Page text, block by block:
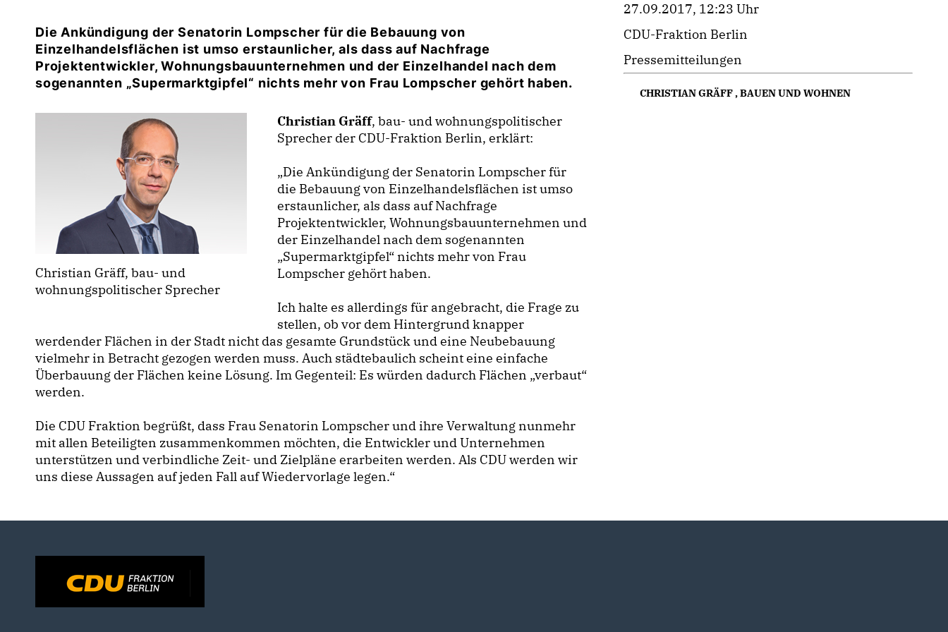
Die Ankündigung der Senatorin Lompscher für die Bebauung von
Einzelhandelsflächen ist umso erstaunlicher, als dass auf Nachfrage
Projektentwickler, Wohnungsbauunternehmen und der Einzelhandel nach dem
sogenannten „Supermarktgipfel“ nichts mehr von Frau Lompscher gehört haben.
Christian Gräff, bau- und
wohnungspolitischer Sprecher
Christian Gräff, bau- und wohnungspolitischer
Sprecher der CDU-Fraktion Berlin, erklärt:
Die Ankündigung der Senatorin Lompscher für
die Bebauung von Einzelhandelsflächen ist umso
erstaunlicher, als dass auf Nachfrage
Projektentwickler, Wohnungsbauunternehmen und
der Einzelhandel nach dem sogenannten
Supermarktgipfel“ nichts mehr von Frau
Lompscher gehört haben.
Ich halte es allerdings für angebracht, die Frage zu
stellen, ob vor dem Hintergrund knapper
werdender Flächen in der Stadt nicht das gesamte Grundstück und eine Neubebauung
vielmehr in Betracht gezogen werden muss. Auch städtebaulich scheint eine einfache
Überbauung der Flächen keine Lösung. Im Gegenteil: Es würden dadurch Flächen „verbaut“
werden.
Die CDU Fraktion begrüßt, dass Frau Senatorin Lompscher und ihre Verwaltung nunmehr
mit allen Beteiligten zusammenkommen möchten, die Entwickler und Unternehmen
unterstützen und verbindliche Zeit- und Zielpläne erarbeiten werden. Als CDU werden wir
uns diese Aussagen auf jeden Fall auf Wiedervorlage legen.“
27.09.2017, 12:23 Uhr
CDU-Fraktion Berlin
Pressemitteilungen
CHRISTIAN GRÄFF,BAUEN UND WOHNEN